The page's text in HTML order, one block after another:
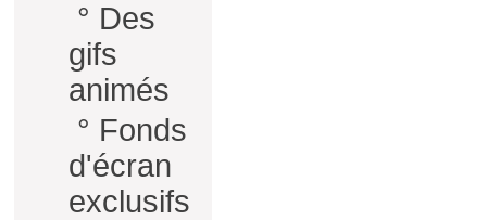
° Des
gifs
animés
° Fonds
d'écran
exclusifs